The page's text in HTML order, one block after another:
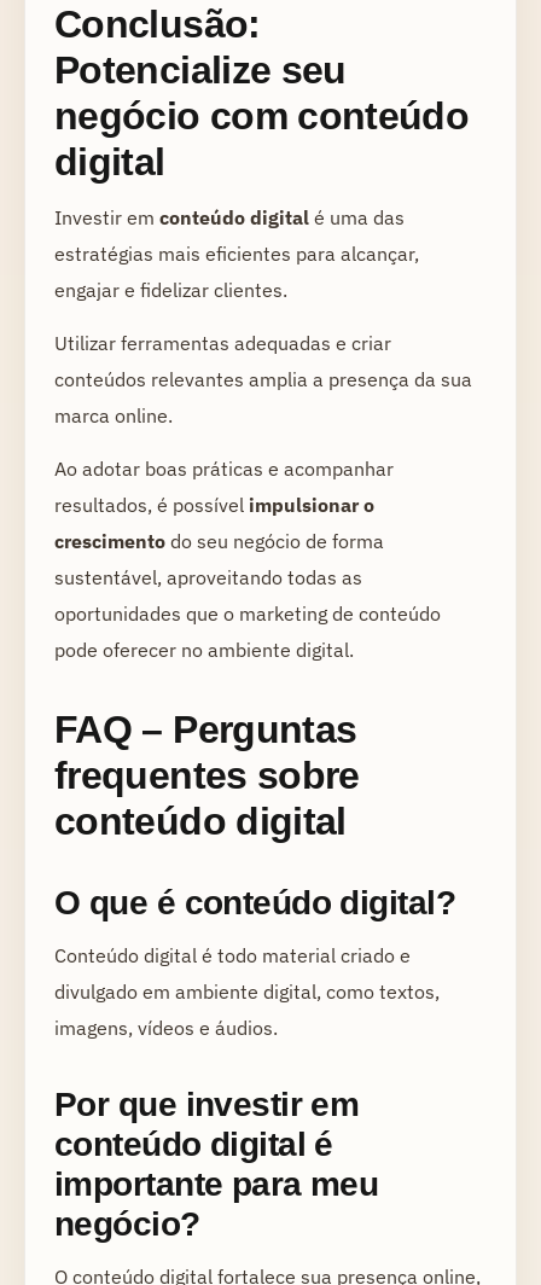
Conclusão:
Potencialize seu
negócio com conteúdo
digital
Investir em conteúdo digitalé uma das
estratégias mais eficientes para alcançar,
engajar e fidelizar clientes.
Utilizar ferramentas adequadas e criar
conteúdos relevantes amplia a presença da sua
marca online.
Ao adotar boas práticas e acompanhar
resultados, é possível impulsionar o
crescimentodo seu negócio de forma
sustentável, aproveitando todas as
oportunidades que o marketing de conteúdo
pode oferecer no ambiente digital.
FAQ – Perguntas
frequentes sobre
conteúdo digital
O que é conteúdo digital?
Conteúdo digital é todo material criado e
divulgado em ambiente digital, como textos,
imagens, vídeos e áudios.
Por que investir em
conteúdo digital é
importante para meu
negócio?
O conteúdo digital fortalece sua presença online,